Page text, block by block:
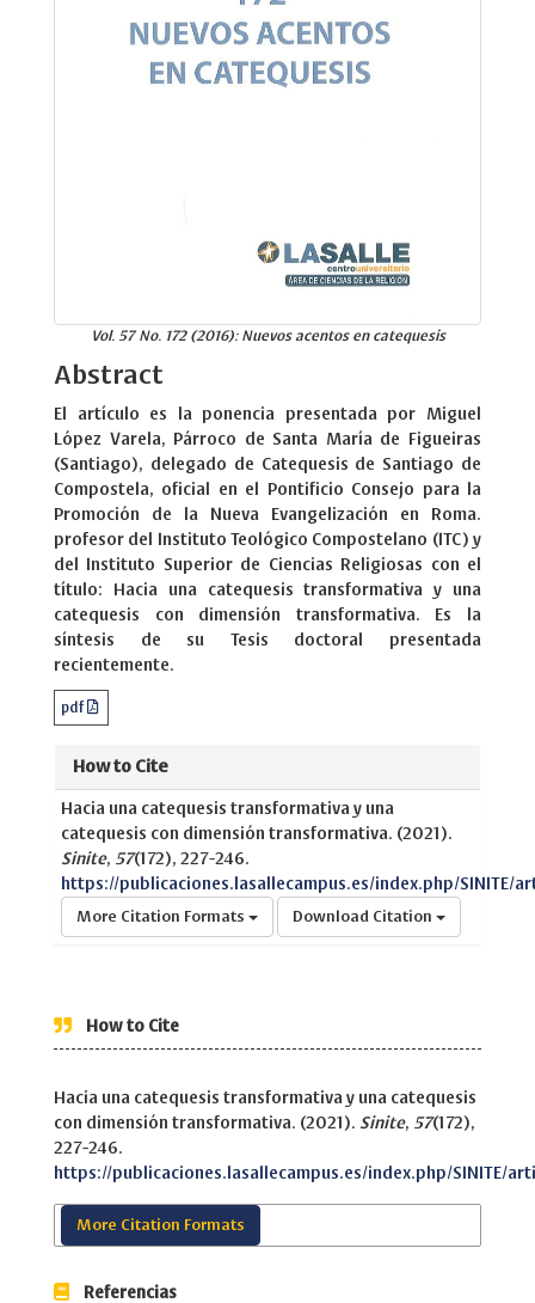
Vol. 57 No. 172 (2016): Nuevos acentos en catequesis
Abstract
El artículo es la ponencia presentada por Miguel
López Varela, Párroco de Santa María de Figueiras
(Santiago), delegado de Catequesis de Santiago de
Compostela, oficial en el Pontificio Consejo para la
Promoción de la Nueva Evangelización en Roma.
profesor del Instituto Teológico Compostelano (ITC) y
del Instituto Superior de Ciencias Religiosas con el
título: Hacia una catequesis transformativa y una
catequesis con dimensión transformativa. Es la
síntesis de su Tesis doctoral presentada
recientemente.
pdf
How to Cite
Hacia una catequesis transformativa y una
catequesis con dimensión transformativa. (2021).
Sinite, 57(172), 227-246.
https://publicaciones.lasallecampus.es/index.php/SINITE/
More Citation Formats Download Citation
How to Cite
Hacia una catequesis transformativa y una catequesis
con dimensión transformativa. (2021). Sinite, 57(172),
227-246.
https://publicaciones.lasallecampus.es/index.php/SINITE/
More Citation Formats
Referencias